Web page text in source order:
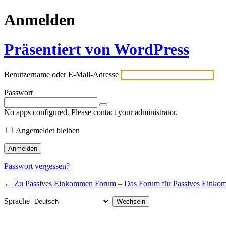
Anmelden
Präsentiert von WordPress
Benutzername oder E-Mail-Adresse
Passwort
No apps configured. Please contact your administrator.
Angemeldet bleiben
Passwort vergessen?
← Zu Passives Einkommen Forum – Das Forum für Passives
Sprache